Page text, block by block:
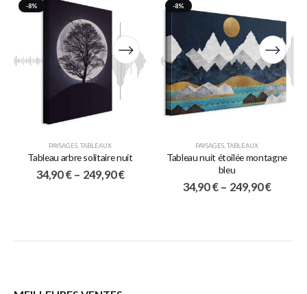
-8%
PAYSAGES TABLEAUX
Tableau arbre solitaire nuit
34,90€ – 249,90€
-8%
PAYSAGES TABLEAUX
Tableau nuit étoilée montagne
bleu
34,90€ – 249,90€